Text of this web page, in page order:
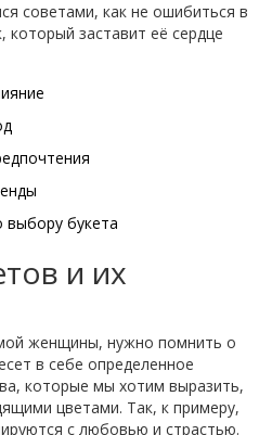
советами, как не ошибиться в
заставит её сердце
выбору букета
и их
женщины, нужно помнить о
в себе определенное
которые мы хотим выразить,
цветами. Так, к примеру,
с любовью и страстью.